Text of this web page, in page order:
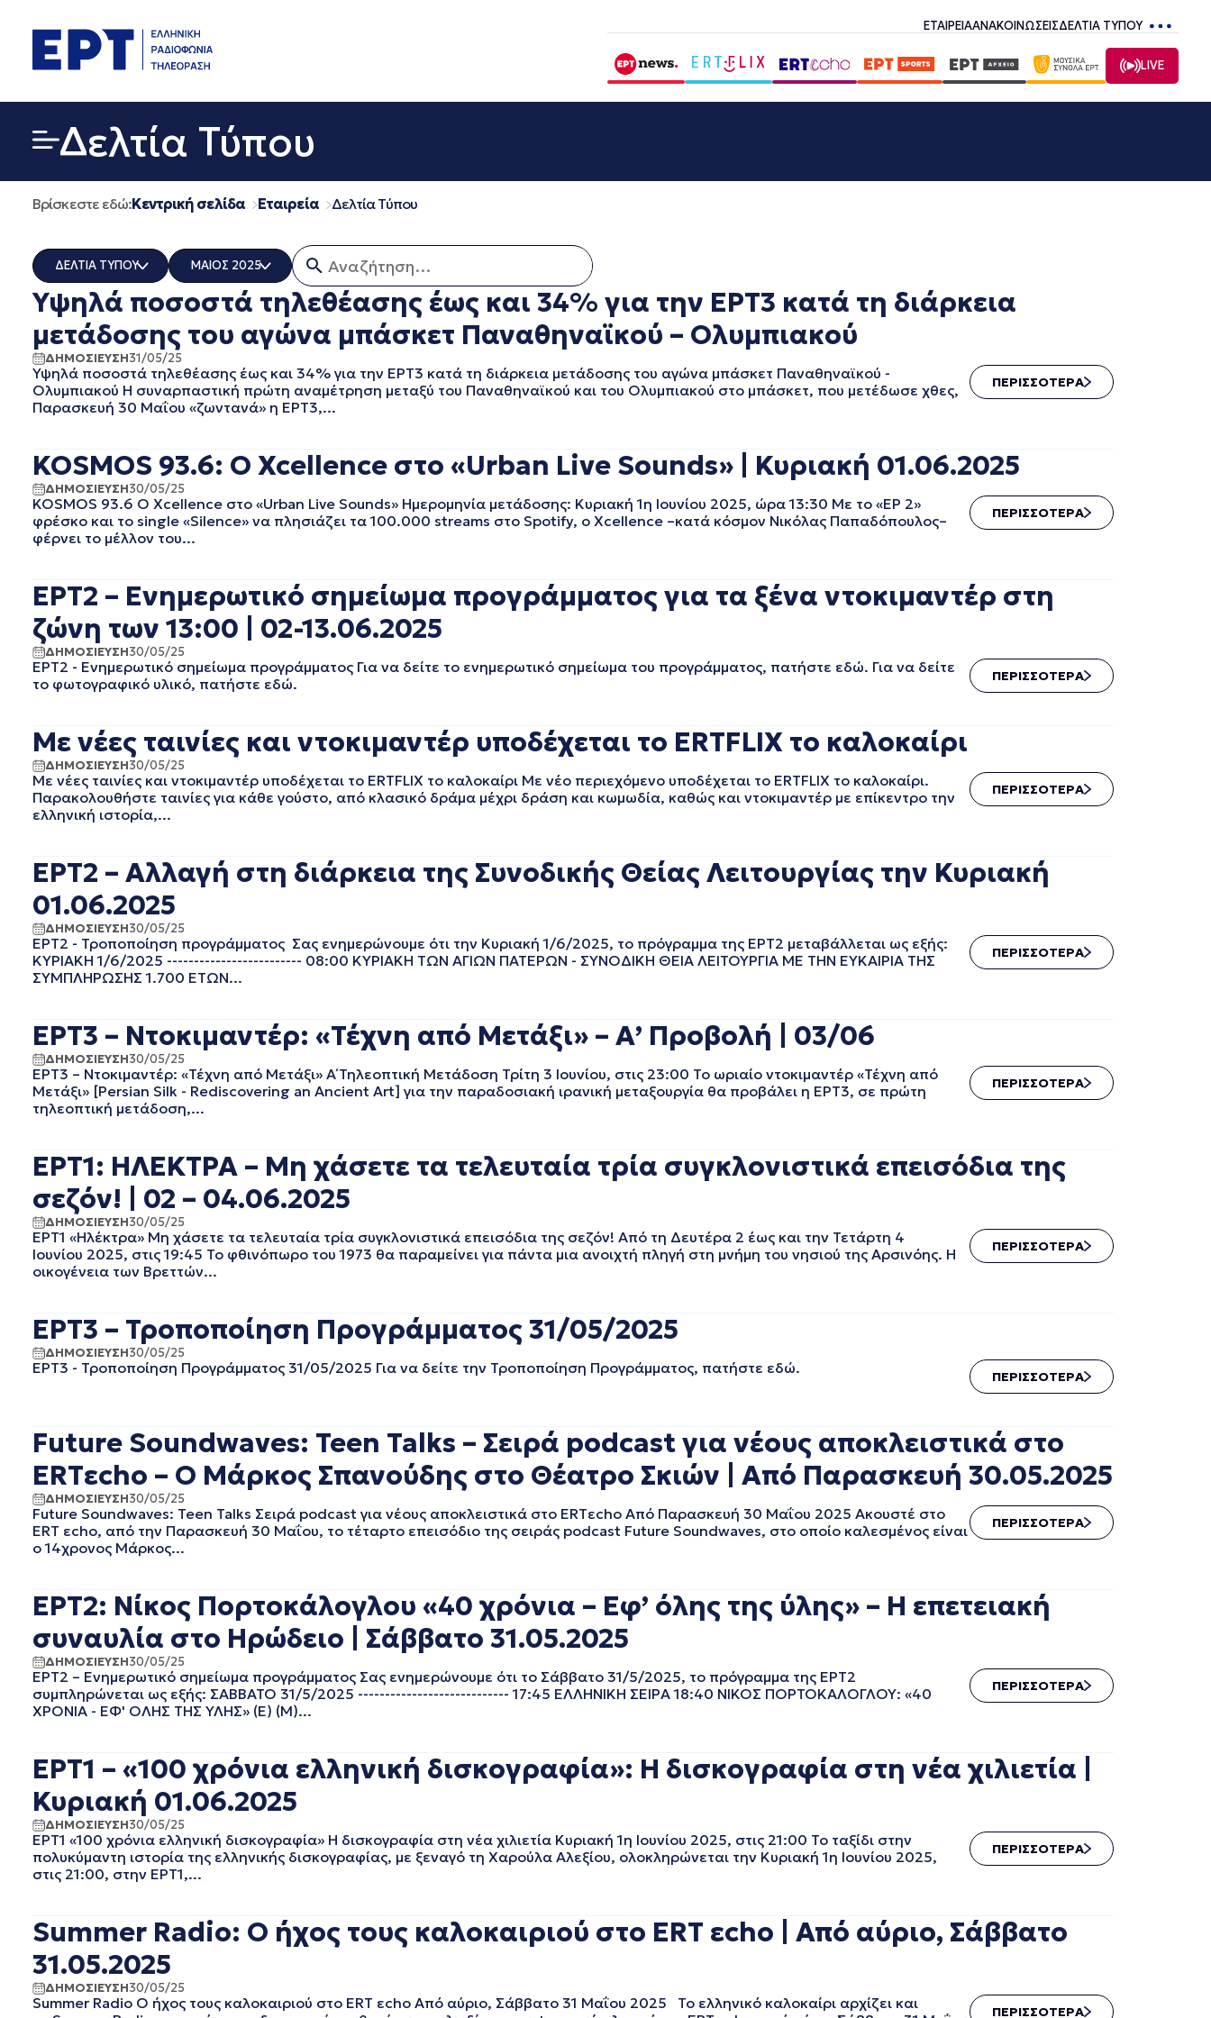
περιεχόμενο
ΕΤΑΙΡΕΙΑΑΝΑΚΟΙΝΩΣΕΙΣΔΕΛΤΙΑ ΤΥΠΟΥ
LIVE
Δελτία Τύπου
Βρίσκεστε εδώ:Κεντρική σελίδα Εταιρεία Δελτία Τύπου
ΔΕΛΤΙΑ ΤΥΠΟΥ
ERT COSMOS
ERTECHO
ERTFLIX
EUROVISION - EBU
EΡΤ1
EΡΤ2 ΣΠΟΡ
ΑΘΛΗΤΙΚΑ
ΓΕΝΙΚΗ
ΓΡΑΦΕΙΟ ΤΥΠΟΥ ΕΡΤ
ΚΙΝΗΜΑΤΟΓΡΑΦΙΚΕΣ
ΤΑΙΝΙΕΣ
ΠΟΛΙΤΙΣΜΟΣ
ΡΑΔΙΟΦΩΝΟ
ΤΗΛΕΟΡΑΣΗ
ΜΑΙΟΣ 2025
ΟΛΑ
ΔΕΚΕΜΒΡΙΟΣ 2025
ΝΟΕΜΒΡΙΟΣ 2025
ΟΚΤΩΒΡΙΟΣ 2025
ΣΕΠΤΕΜΒΡΙΟΣ 2025
ΙΟΥΝΙΟΣ 2025
ΜΑΙΟΣ 2025
ΑΠΡΙΛΙΟΣ 2025
ΔΕΚΕΜΒΡΙΟΣ 2024
ΝΟΕΜΒΡΙΟΣ 2024
ΟΚΤΩΒΡΙΟΣ 2024
ΣΕΠΤΕΜΒΡΙΟΣ 2024
ΑΥΓΟΥΣΤΟΣ 2024
ΜΑΙΟΣ 2024
ΑΠΡΙΛΙΟΣ 2024
ΜΑΡΤΙΟΣ 2024
ΦΕΒΡΟΥΑΡΙΟΣ 2024
ΝΟΕΜΒΡΙΟΣ 2023
ΟΚΤΩΒΡΙΟΣ 2023
ΑΥΓΟΥΣΤΟΣ 2023
ΙΟΥΛΙΟΣ 2023
ΙΟΥΝΙΟΣ 2023
ΜΑΙΟΣ 2023
ΜΑΡΤΙΟΣ 2023
ΦΕΒΡΟΥΑΡΙΟΣ 2023
ΙΑΝΟΥΑΡΙΟΣ 2023
ΔΕΚΕΜΒΡΙΟΣ 2022
ΝΟΕΜΒΡΙΟΣ 2022
ΣΕΠΤΕΜΒΡΙΟΣ 2022
ΑΥΓΟΥΣΤΟΣ 2022
ΙΟΥΛΙΟΣ 2022
ΙΟΥΝΙΟΣ 2022
ΜΑΙΟΣ 2022
ΑΠΡΙΛΙΟΣ 2022
ΜΑΡΤΙΟΣ 2022
ΙΑΝΟΥΑΡΙΟΣ 2022
ΔΕΚΕΜΒΡΙΟΣ 2021
ΝΟΕΜΒΡΙΟΣ 2021
ΟΚΤΩΒΡΙΟΣ 2021
ΙΟΥΛΙΟΣ 2021
ΙΟΥΝΙΟΣ 2021
ΜΑΙΟΣ 2021
ΑΠΡΙΛΙΟΣ 2021
ΜΑΡΤΙΟΣ 2021
ΝΟΕΜΒΡΙΟΣ 2020
ΟΚΤΩΒΡΙΟΣ 2020
ΣΕΠΤΕΜΒΡΙΟΣ 2020
ΑΥΓΟΥΣΤΟΣ 2020
ΙΟΥΛΙΟΣ 2020
ΙΟΥΝΙΟΣ 2020
ΑΠΡΙΛΙΟΣ 2020
ΜΑΡΤΙΟΣ 2020
ΦΕΒΡΟΥΑΡΙΟΣ 2020
ΙΑΝΟΥΑΡΙΟΣ 2020
ΔΕΚΕΜΒΡΙΟΣ 2019
ΝΟΕΜΒΡΙΟΣ 2019
ΟΚΤΩΒΡΙΟΣ 2019
ΑΥΓΟΥΣΤΟΣ 2019
ΙΟΥΛΙΟΣ 2019
ΜΑΙΟΣ 2019
ΑΠΡΙΛΙΟΣ 2019
Αναζήτηση για:
Υψηλά ποσοστά τηλεθέασης έως και 34% για την ΕΡΤ3 κατά τη διάρκεια
μετάδοσης του αγώνα μπάσκετ Παναθηναϊκού – Ολυμπιακού
ΔΗΜΟΣΙΕΥΣΗ31/05/25
Υψηλά ποσοστά τηλεθέασης έως και 34% για την ΕΡΤ3 κατά τη διάρκεια μετάδοσης του αγώνα μπάσκετ Παναθηναϊκού -
Ολυμπιακού Η συναρπαστική πρώτη αναμέτρηση μεταξύ του Παναθηναϊκού και του Ολυμπιακού στο μπάσκετ, που μετέδωσε χθες,
Παρασκευή 30 Μαΐου «ζωντανά» η ΕΡΤ3,...
ΠΕΡΙΣΣΟΤΕΡΑ
KOSMOS 93.6: Ο Xcellence στο «Urban Live Sounds» | Κυριακή 01.06.2025
ΔΗΜΟΣΙΕΥΣΗ30/05/25
KOSMOS 93.6 Ο Xcellence στο «Urban Live Sounds» Ημερομηνία μετάδοσης: Κυριακή 1η Ιουνίου 2025, ώρα 13:30 Με το «EP 2»
φρέσκο και το single «Silence» να πλησιάζει τα 100.000 streams στο Spotify, ο Xcellence –κατά κόσμον Νικόλας Παπαδόπουλος–
φέρνει το μέλλον του...
ΠΕΡΙΣΣΟΤΕΡΑ
ΕΡΤ2 – Ενημερωτικό σημείωμα προγράμματος για τα ξένα ντοκιμαντέρ στη
ζώνη των 13:00 | 02-13.06.2025
ΔΗΜΟΣΙΕΥΣΗ30/05/25
ΕΡΤ2 - Ενημερωτικό σημείωμα προγράμματος Για να δείτε το ενημερωτικό σημείωμα του προγράμματος, πατήστε εδώ. Για να δείτε
το φωτογραφικό υλικό, πατήστε εδώ.
ΠΕΡΙΣΣΟΤΕΡΑ
Με νέες ταινίες και ντοκιμαντέρ υποδέχεται το ERTFLIX το καλοκαίρι
ΔΗΜΟΣΙΕΥΣΗ30/05/25
Με νέες ταινίες και ντοκιμαντέρ υποδέχεται το ERTFLIX το καλοκαίρι Με νέο περιεχόμενο υποδέχεται το ERTFLIX το καλοκαίρι.
Παρακολουθήστε ταινίες για κάθε γούστο, από κλασικό δράμα μέχρι δράση και κωμωδία, καθώς και ντοκιμαντέρ με επίκεντρο την
ελληνική ιστορία,...
ΠΕΡΙΣΣΟΤΕΡΑ
ΕΡΤ2 – Αλλαγή στη διάρκεια της Συνοδικής Θείας Λειτουργίας την Κυριακή
01.06.2025
ΔΗΜΟΣΙΕΥΣΗ30/05/25
ΕΡΤ2 - Τροποποίηση προγράμματος Σας ενημερώνουμε ότι την Κυριακή 1/6/2025, το πρόγραμμα της ΕΡΤ2 μεταβάλλεται ως εξής:
ΚΥΡΙΑΚΗ 1/6/2025 ------------------------- 08:00 ΚΥΡΙΑΚΗ ΤΩΝ ΑΓΙΩΝ ΠΑΤΕΡΩΝ - ΣΥΝΟΔΙΚΗ ΘΕΙΑ ΛΕΙΤΟΥΡΓΙΑ ΜΕ ΤΗΝ ΕΥΚΑΙΡΙΑ ΤΗΣ
ΣΥΜΠΛΗΡΩΣΗΣ 1.700 ΕΤΩΝ...
ΠΕΡΙΣΣΟΤΕΡΑ
ΕΡΤ3 – Ντοκιμαντέρ: «Τέχνη από Μετάξι» – Α’ Προβολή | 03/06
ΔΗΜΟΣΙΕΥΣΗ30/05/25
ΕΡΤ3 – Ντοκιμαντέρ: «Τέχνη από Μετάξι» Α΄ Τηλεοπτική Μετάδοση Τρίτη 3 Ιουνίου, στις 23:00 Το ωριαίο ντοκιμαντέρ «Τέχνη από
Μετάξι» [Persian Silk - Rediscovering an Ancient Art] για την παραδοσιακή ιρανική μεταξουργία θα προβάλει η ΕΡΤ3, σε πρώτη
τηλεοπτική μετάδοση,...
ΠΕΡΙΣΣΟΤΕΡΑ
ΕΡΤ1: ΗΛΕΚΤΡΑ – Μη χάσετε τα τελευταία τρία συγκλονιστικά επεισόδια της
σεζόν! | 02 – 04.06.2025
ΔΗΜΟΣΙΕΥΣΗ30/05/25
ΕΡΤ1 «Ηλέκτρα» Μη χάσετε τα τελευταία τρία συγκλονιστικά επεισόδια της σεζόν! Από τη Δευτέρα 2 έως και την Τετάρτη 4
Ιουνίου 2025, στις 19:45 Το φθινόπωρο του 1973 θα παραμείνει για πάντα μια ανοιχτή πληγή στη μνήμη του νησιού της Αρσινόης. Η
οικογένεια των Βρεττών...
ΠΕΡΙΣΣΟΤΕΡΑ
ΕΡΤ3 – Τροποποίηση Προγράμματος 31/05/2025
ΔΗΜΟΣΙΕΥΣΗ30/05/25
ΕΡΤ3 - Τροποποίηση Προγράμματος 31/05/2025 Για να δείτε την Τροποποίηση Προγράμματος, πατήστε εδώ. ΠΕΡΙΣΣΟΤΕΡΑ
Future Soundwaves: Teen Talks – Σειρά podcast για νέους αποκλειστικά στο
ERTεcho – O Μάρκος Σπανούδης στο Θέατρο Σκιών | Aπό Παρασκευή 30.05.2025
ΔΗΜΟΣΙΕΥΣΗ30/05/25
Future Soundwaves: Teen Talks Σειρά podcast για νέους αποκλειστικά στο ERTεcho Από Παρασκευή 30 Μαΐου 2025 Ακουστέ στο
ERT εcho, από την Παρασκευή 30 Μαΐου, το τέταρτο επεισόδιο της σειράς podcast Future Soundwaves, στο οποίο καλεσμένος είναι
ο 14χρονος Μάρκος...
ΠΕΡΙΣΣΟΤΕΡΑ
ΕΡΤ2: Νίκος Πορτοκάλογλου «40 χρόνια – Εφ’ όλης της ύλης» – Η επετειακή
συναυλία στο Ηρώδειο | Σάββατο 31.05.2025
ΔΗΜΟΣΙΕΥΣΗ30/05/25
ΕΡΤ2 – Ενημερωτικό σημείωμα προγράμματος Σας ενημερώνουμε ότι το Σάββατο 31/5/2025, το πρόγραμμα της ΕΡΤ2
συμπληρώνεται ως εξής: ΣΑΒΒΑΤΟ 31/5/2025 ---------------------------- 17:45 ΕΛΛΗΝΙΚΗ ΣΕΙΡΑ 18:40 ΝΙΚΟΣ ΠΟΡΤΟΚΑΛΟΓΛΟΥ: «40
ΧΡΟΝΙΑ - ΕΦ' ΟΛΗΣ ΤΗΣ ΥΛΗΣ» (Ε) (Μ)...
ΠΕΡΙΣΣΟΤΕΡΑ
ΕΡΤ1 – «100 χρόνια ελληνική δισκογραφία»: Η δισκογραφία στη νέα χιλιετία |
Κυριακή 01.06.2025
ΔΗΜΟΣΙΕΥΣΗ30/05/25
ΕΡΤ1 «100 χρόνια ελληνική δισκογραφία» Η δισκογραφία στη νέα χιλιετία Κυριακή 1η Ιουνίου 2025, στις 21:00 Το ταξίδι στην
πολυκύμαντη ιστορία της ελληνικής δισκογραφίας, με ξεναγό τη Χαρούλα Αλεξίου, ολοκληρώνεται την Κυριακή 1η Ιουνίου 2025,
στις 21:00, στην ΕΡΤ1,...
ΠΕΡΙΣΣΟΤΕΡΑ
Summer Radio: Ο ήχος τους καλοκαιριού στο ERT εcho | Από αύριο, Σάββατο
31.05.2025
ΔΗΜΟΣΙΕΥΣΗ30/05/25
Summer Radio Ο ήχος τους καλοκαιριού στο ERT εcho Από αύριο, Σάββατο 31 Μαΐου 2025 Το ελληνικό καλοκαίρι αρχίζει και
ΠΕΡΙΣΣΟΤΕΡΑ